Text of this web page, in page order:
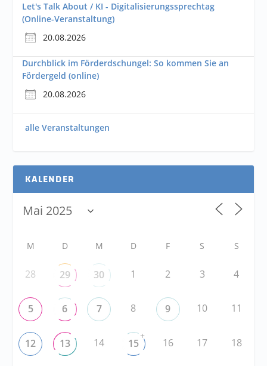
Let's Talk About / KI - Digitalisierungssprechtag
(Online-Veranstaltung)
20.08.2026
Durchblick im Förderdschungel: So kommen Sie an
Fördergeld (online)
20.08.2026
alle Veranstaltungen
KALENDER
M D M D F S S
28 29 30 1 2 3 4
5 6 7 8 9 10 11
12 13 14 15
+
16 17 18